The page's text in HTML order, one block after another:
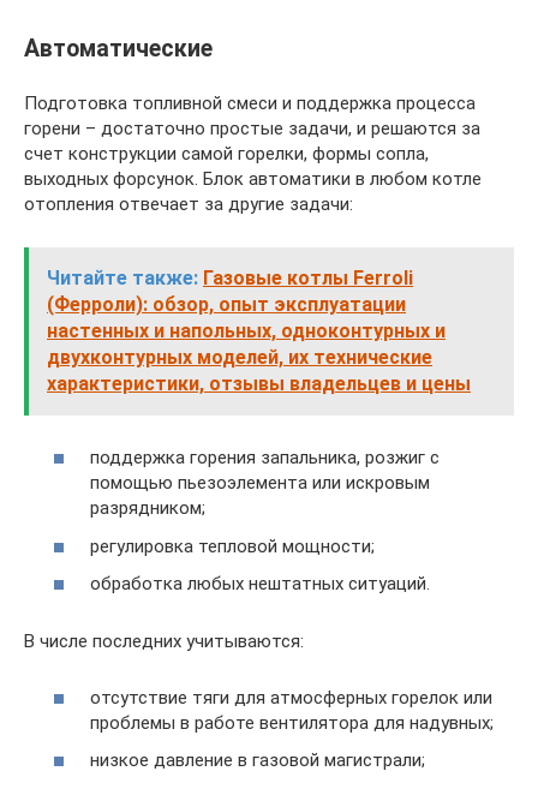
Автоматические
Подготовка топливной смеси и поддержка процесса
горени – достаточно простые задачи, и решаются за
счет конструкции самой горелки, формы сопла,
выходных форсунок. Блок автоматики в любом котле
отопления отвечает за другие задачи:
Читайте также: Газовые котлы Ferroli
(Ферроли): обзор, опыт эксплуатации
настенных и напольных, одноконтурных и
двухконтурных моделей, их технические
характеристики, отзывы владельцев и цены
поддержка горения запальника, розжиг с
помощью пьезоэлемента или искровым
разрядником;
регулировка тепловой мощности;
обработка любых нештатных ситуаций.
В числе последних учитываются:
отсутствие тяги для атмосферных горелок или
проблемы в работе вентилятора для надувных;
низкое давление в газовой магистрали;